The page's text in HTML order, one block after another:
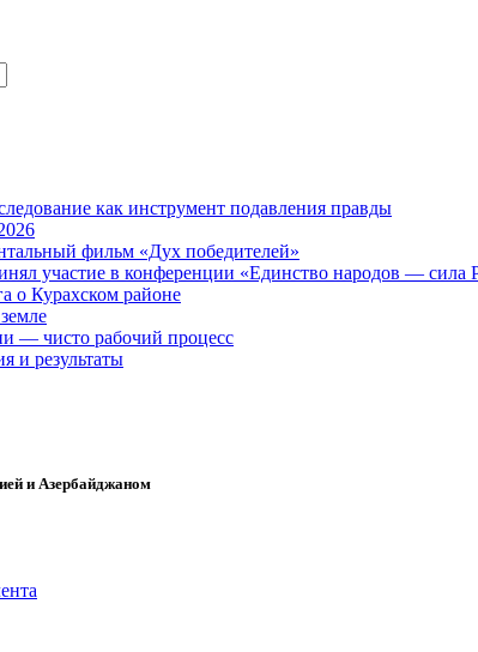
как инструмент подавления правды
фильм «Дух победителей»
участие в конференции «Единство народов — сила
о Курахском районе
— чисто рабочий процесс
и результаты
и Азербайджаном